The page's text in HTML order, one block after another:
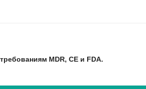
MDR, CE и FDA.